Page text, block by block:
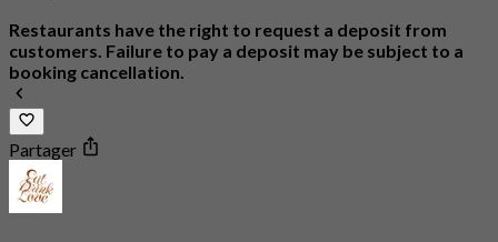
Restaurants have the right to request a deposit from
customers. Failure to pay a deposit may be subject to a
booking cancellation.
Partager